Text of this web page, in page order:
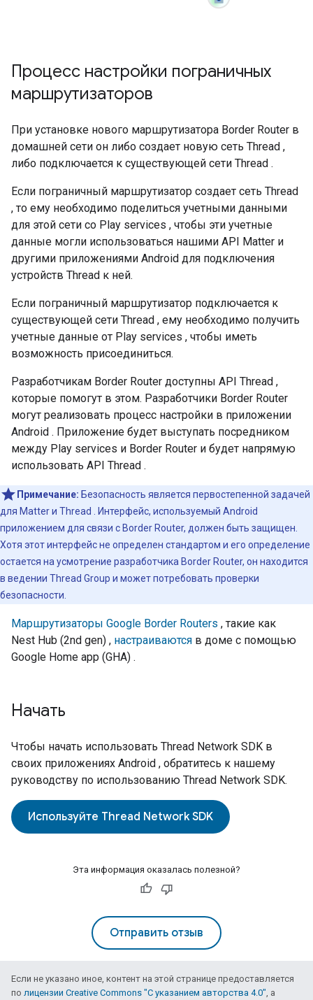
Процесс настройки пограничных
маршрутизаторов
При установке нового маршрутизатора Border Router в
домашней сети он либо создает новую сеть Thread ,
либо подключается к существующей сети Thread .
Если пограничный маршрутизатор создает сеть Thread
, то ему необходимо поделиться учетными данными
для этой сети со Play services , чтобы эти учетные
данные могли использоваться нашими API
Matter и
другими приложениями Android для подключения
устройств Thread к ней.
Если пограничный маршрутизатор подключается к
существующей сети Thread , ему необходимо получить
учетные данные от Play services , чтобы иметь
возможность присоединиться.
Разработчикам Border Router доступны API Thread ,
которые помогут в этом. Разработчики Border Router
могут реализовать процесс настройки в приложении
Android . Приложение будет выступать посредником
между Play services и Border Router и будет напрямую
использовать API Thread .
Примечание: Безопасность является первостепенной задачей
для Matterи Thread . Интерфейс, используемый Android
приложением для связи с Border Router, должен быть защищен.
Хотя этот интерфейс не определен стандартом и его определение
остается на усмотрение разработчика Border Router, он находится
в ведении Thread Group и может потребовать проверки
безопасности.
Маршрутизаторы Google Border Routers , такие как
Nest Hub (2nd gen) , настраиваются в доме с помощью
Google Home app (GHA) .
Начать
Чтобы начать использовать Thread Network SDK в
своих приложениях Android , обратитесь к нашему
руководству по использованию Thread Network SDK.
Используйте Thread Network SDK
Эта информация оказалась полезной?
Отправить отзыв
Если не указано иное, контент на этой странице предоставляется
по лицензии Creative Commons "С указанием авторства 4.0", а